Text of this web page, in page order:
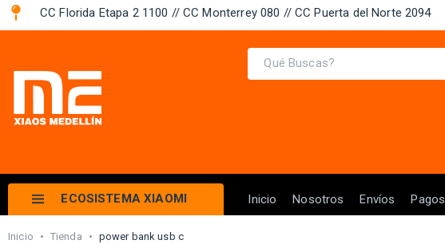
CC Florida Etapa 2 1100 // CC Monterrey 080 // CC Puerta del Norte 2094 ​
ECOSISTEMA XIAOMI Inicio Nosotros Envíos Pagos
Inicio • Tienda • power bank usb c